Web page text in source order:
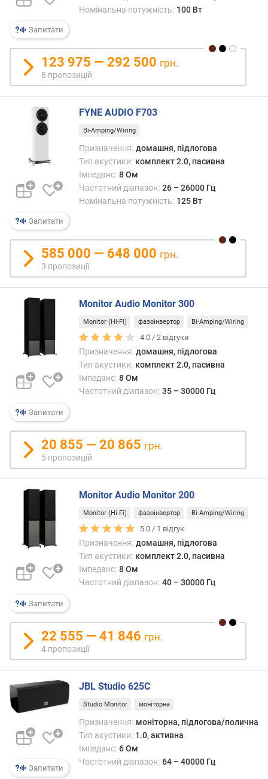
і
і
к
л
т
с
м
г
р
т
к
а
н
л
)
т
и
л
/
а
а
ц
е
н
т
р
(
т
к
а
а
Запитати
Номінальна потужність: 100 Вт
123 975 — 292 500 грн.
8 пропозицій
Запитати
FYNE AUDIO F703
Bi-Amping/Wiring
Призначення: домашня, підлогова
Тип акустики: комплект 2.0, пасивна
Імпеданс: 8 Ом
Частотний діапазон: 26 – 26000 Гц
Номінальна потужність: 125 Вт
585 000 — 648 000 грн.
3 пропозиції
Запитати
Monitor Audio Monitor 300
Monitor (Hi-Fi) фазоінвертор Bi-Amping/Wiring
4.0 /2 відгуки
Призначення: домашня, підлогова
Тип акустики: комплект 2.0, пасивна
Імпеданс: 8 Ом
Частотний діапазон: 35 – 30000 Гц
20 855 — 20 865 грн.
5 пропозицій
Запитати
Monitor Audio Monitor 200
Monitor (Hi-Fi) фазоінвертор Bi-Amping/Wiring
5.0 / 1 відгук
Призначення: домашня, підлогова
Тип акустики: комплект 2.0, пасивна
Імпеданс: 8 Ом
Частотний діапазон: 40 – 30000 Гц
22 555 — 41 846 грн.
4 пропозиції
Запитати
JBL Studio 625C
Studio Monitor моніторна
Призначення: моніторна, підлогова/полична
Тип акустики: 1.0, активна
Імпеданс: 6 Ом
Частотний діапазон: 64 – 40000 Гц